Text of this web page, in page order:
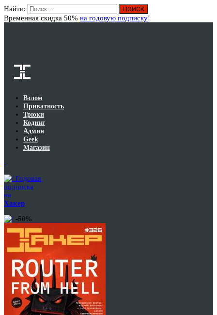
Найти:
Временная скидка 50% на годовую подписку!
Взлом
Приватность
Трюки
Кодинг
Админ
Geek
Магазин
Годовая
подписка
на
Хакер
-50%